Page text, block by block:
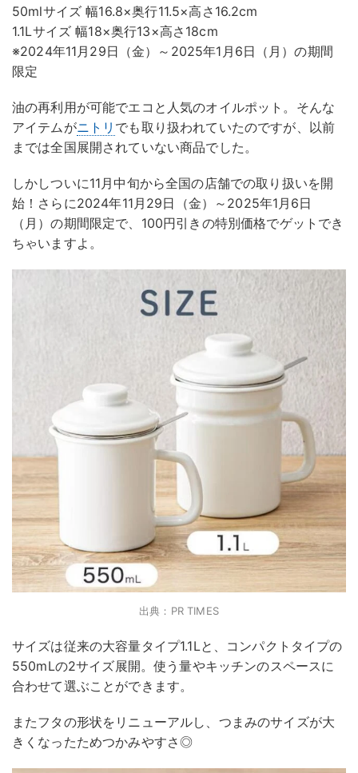
50mlサイズ 幅16.8×奥行11.5×高さ16.2cm
1.1Lサイズ 幅18×奥行13×高さ18cm
※2024年11月29日（金）～2025年1月6日（月）の期間
限定
油の再利用が可能でエコと人気のオイルポット。そんな
アイテムがニトリ でも取り扱われていたのですが、以前
までは全国展開されていない商品でした。
しかしついに11月中旬から全国の店舗での取り扱いを開
始！さらに2024年11月29日（金）～2025年1月6日
（月）の期間限定で、100円引きの特別価格でゲットでき
ちゃいますよ。
出典：PR TIMES
サイズは従来の大容量タイプ1.1Lと、コンパクトタイプの
550mLの2サイズ展開。使う量やキッチンのスペースに
合わせて選ぶことができます。
またフタの形状をリニューアルし、つまみのサイズが大
きくなったためつかみやすさ◎